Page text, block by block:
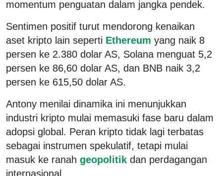
momentum penguatan dalam jangka pendek.
Sentimen positif turut mendorong kenaikan
aset kripto lain seperti Ethereum yang naik 8
persen ke 2.380 dolar AS, Solana menguat 5,2
persen ke 86,60 dolar AS, dan BNB naik 3,2
persen ke 615,50 dolar AS.
Antony menilai dinamika ini menunjukkan
industri kripto mulai memasuki fase baru dalam
adopsi global. Peran kripto tidak lagi terbatas
sebagai instrumen spekulatif, tetapi mulai
masuk ke ranah geopolitik dan perdagangan
internasional.